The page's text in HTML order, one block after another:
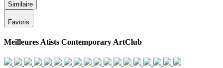
Similaire
Favoris
Meilleures Atists Contemporary ArtClub